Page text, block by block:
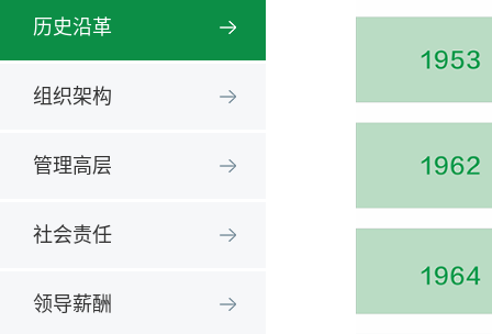
历史沿革
组织架构
管理高层
社会责任
领导薪酬